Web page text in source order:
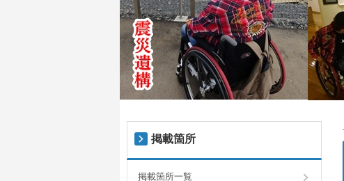
掲載箇所
掲載箇所一覧